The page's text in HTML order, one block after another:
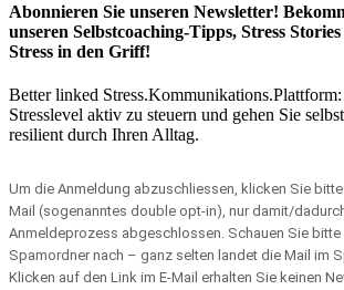
Abonnieren Sie unseren Newsletter!
unseren Selbstcoaching-Tipps, Stress
Stress in den Griff!
Better linked
Stresslevel aktiv zu steuern und gehen Sie
resilient durch Ihren Alltag.
Um die Anmeldung abzuschliessen, klicken Sie
Mail (sogenanntes double opt-in), nur damit/
Anmeldeprozess abgeschlossen. Schauen Sie bitte
Spamordner nach – ganz selten landet die Mail im
Klicken auf den Link im E-Mail erhalten Sie keinen